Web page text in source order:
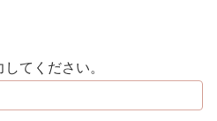
てください。